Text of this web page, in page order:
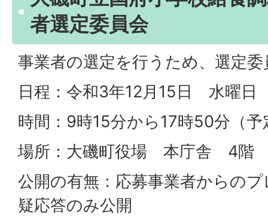
者選定委員会
事業者の選定を行うため、選定
日程：令和3年12月15日 水曜日
時間：9時15分から17時50分（予
場所：大磯町役場 本庁舎 4階
公開の有無：応募事業者からの
疑応答のみ公開